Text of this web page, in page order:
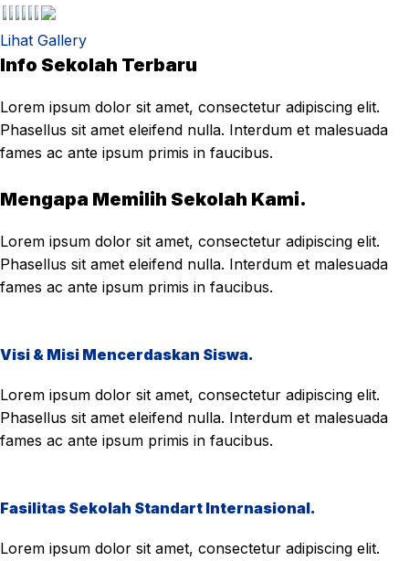
Lihat Gallery
Info Sekolah Terbaru
Lorem ipsum dolor sit amet, consectetur adipiscing elit.
Phasellus sit amet eleifend nulla. Interdum et malesuada
fames ac ante ipsum primis in faucibus.
Mengapa Memilih Sekolah Kami.
Lorem ipsum dolor sit amet, consectetur adipiscing elit.
Phasellus sit amet eleifend nulla. Interdum et malesuada
fames ac ante ipsum primis in faucibus.
Visi & Misi Mencerdaskan Siswa.
Lorem ipsum dolor sit amet, consectetur adipiscing elit.
Phasellus sit amet eleifend nulla. Interdum et malesuada
fames ac ante ipsum primis in faucibus.
Fasilitas Sekolah Standart Internasional.
Lorem ipsum dolor sit amet, consectetur adipiscing elit.